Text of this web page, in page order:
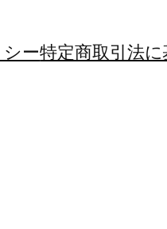
ー特定商取引法